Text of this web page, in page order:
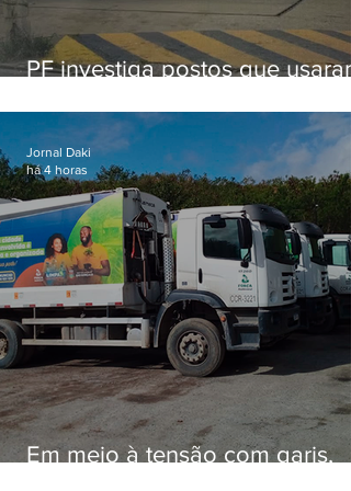
PF investiga postos que usaram
secretário morto em 2020
Em meio à tensão com garis,
Jornal Daki
há 4 horas